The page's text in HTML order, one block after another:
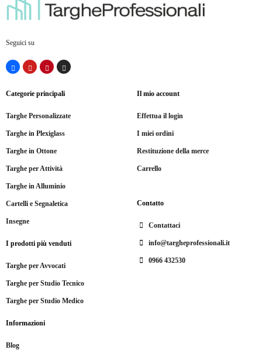
Seguici su
Categorie principali
Targhe Personalizzate
Targhe in Plexiglass
Targhe in Ottone
Targhe per Attività
Targhe in Alluminio
Cartelli e Segnaletica
Insegne
I prodotti più venduti
Targhe per Avvocati
Targhe per Studio Tecnico
Targhe per Studio Medico
Il mio account
Effettua il login
I miei ordini
Restituzione della merce
Carrello
Contatto
Contattaci
info@targheprofessionali.it
0966 432530
Informazioni
Blog